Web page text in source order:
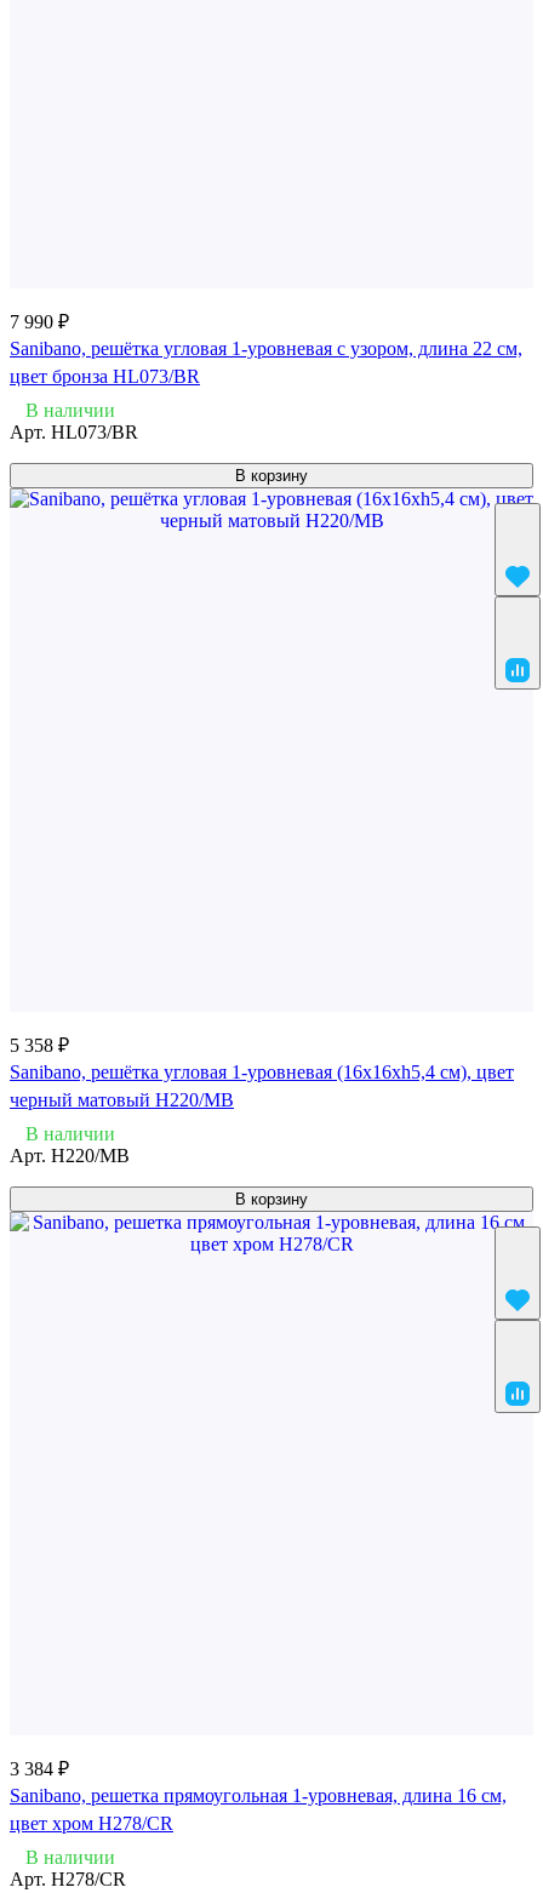
7 990 ₽
Sanibano, решётка угловая 1-уровневая с узором, длина 22 см,
цвет бронза HL073/BR
В наличии
Арт. HL073/BR
В корзину
5 358 ₽
Sanibano, решётка угловая 1-уровневая (16х16хh5,4 см), цвет
черный матовый H220/MB
В наличии
Арт. H220/MB
В корзину
3 384 ₽
Sanibano, решетка прямоугольная 1-уровневая, длина 16 см,
цвет хром H278/CR
В наличии
Арт. H278/CR